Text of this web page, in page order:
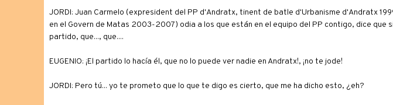
JORDI: Juan Carmelo (expresident del PP d'Andratx, tinent de batle d'Urbanisme d'Andratx
en el Govern de Matas 2003-2007) odia a los que están en el equipo del PP contigo, dice que
partido, que..., que....
EUGENIO: ¡El partido lo hacía él, que no lo puede ver nadie en Andratx!, ¡no te jode!
JORDI: Pero tú... yo te prometo que lo que te digo es cierto, que me ha dicho esto, ¿eh?